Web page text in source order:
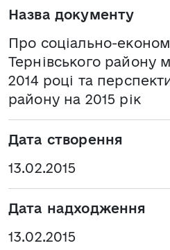
Назва документу
Про соціально-
Тернівського району
2014 році та
району на 2015 рік
Дата створення
13.02.2015
Дата надходження
13.02.2015